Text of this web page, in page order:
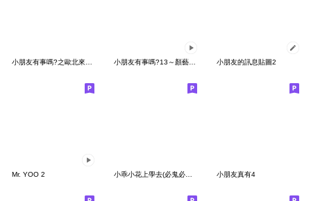
小朋友有事嗎?之歐北來限定特別篇 小朋友有事嗎?13～顏藝系小朋友嗨起來! 小朋友的訊息貼圖2
Mr. YOO 2 小朋友真有4